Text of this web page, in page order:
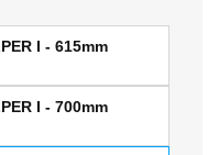
I - 615mm
I - 700mm